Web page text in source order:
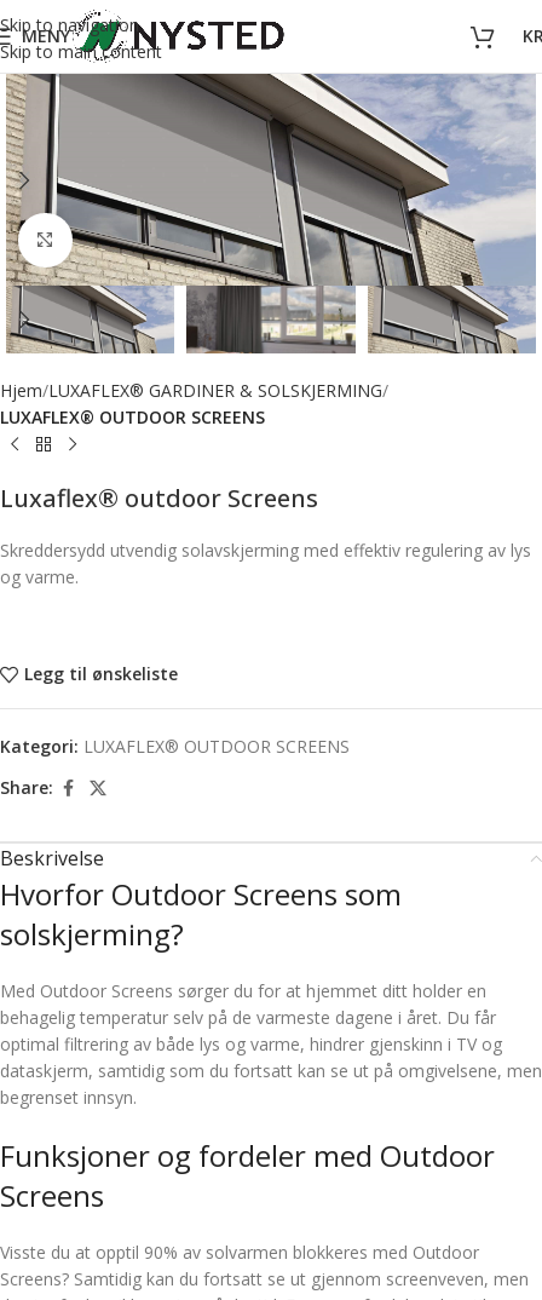
Skip to navigation
Skip to main content
MENY
Forstørr bilde
Hjem LUXAFLEX® GARDINER & SOLSKJERMING
LUXAFLEX® OUTDOOR SCREENS
Luxaflex® outdoor Screens
Skreddersydd utvendig solavskjerming med effektiv regulering av lys
og varme.
Legg til ønskeliste
Kategori: LUXAFLEX® OUTDOOR SCREENS
Share:
Beskrivelse
Hvorfor Outdoor Screens som
solskjerming?
Med Outdoor Screens sørger du for at hjemmet ditt holder en
behagelig temperatur selv på de varmeste dagene i året. Du får
optimal filtrering av både lys og varme, hindrer gjenskinn i TV og
dataskjerm, samtidig som du fortsatt kan se ut på omgivelsene, men
begrenset innsyn.
Funksjoner og fordeler med Outdoor
Screens
Visste du at opptil 90% av solvarmen blokkeres med Outdoor
Screens? Samtidig kan du fortsatt se ut gjennom screenveven, men